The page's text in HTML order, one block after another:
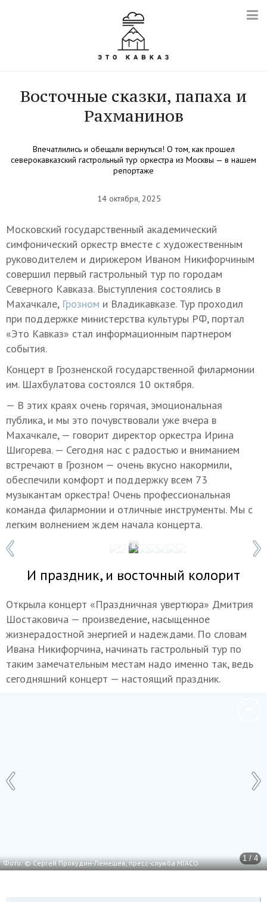
Восточные сказки, папаха и
Рахманинов
Впечатлились и обещали вернуться! О том, как прошел
северокавказский гастрольный тур оркестра из Москвы — в нашем
репортаже
14 октября, 2025
Московский государственный академический
симфонический оркестр вместе с художественным
руководителем и дирижером Иваном Никифорчиным
совершил первый гастрольный тур по городам
Северного Кавказа. Выступления состоялись в
Махачкале, Грозном и Владикавказе. Тур проходил
при поддержке министерства культуры РФ, портал
«Это Кавказ» стал информационным партнером
события.
Концерт в Грозненской государственной филармонии
им. Шахбулатова состоялся 10 октября.
— В этих краях очень горячая, эмоциональная
публика, и мы это почувствовали уже вчера в
Махачкале, — говорит директор оркестра Ирина
Шигорева. — Сегодня нас с радостью и вниманием
встречают в Грозном — очень вкусно накормили,
обеспечили комфорт и поддержку всем 73
музыкантам оркестра! Очень профессиональная
команда филармонии и отличные инструменты. Мы с
легким волнением ждем начала концерта.
Фото: © пресс-служба ЧГФ им. А.
1 / 8
И праздник, и восточный колорит
Открыла концерт «Праздничная увертюра» Дмитрия
Шостаковича — произведение, насыщенное
жизнерадостной энергией и надеждами. По словам
Ивана Никифорчина, начинать гастрольный тур по
таким замечательным местам надо именно так, ведь
сегодняшний концерт — настоящий праздник.
1 / 4
Фото: © Сергей Прокудин-Лемешев, пресс-служба МГАСО